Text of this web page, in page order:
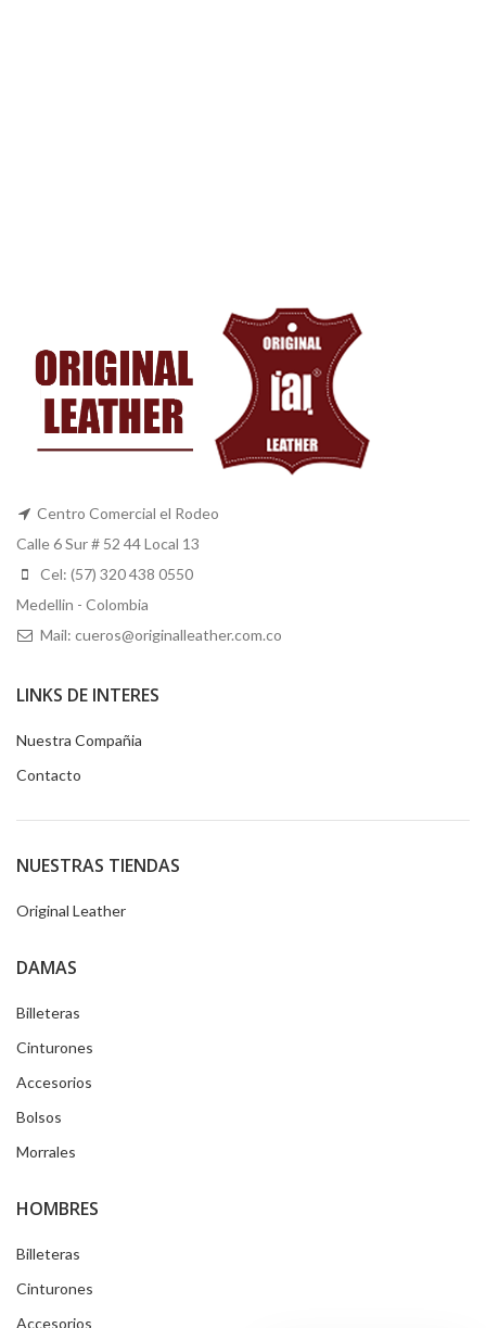
Centro Comercial el Rodeo
Calle 6 Sur # 52 44 Local 13
Cel: (57) 320 438 0550
Medellin - Colombia
Mail: cueros@originalleather.com.co
LINKS DE INTERES
Nuestra Compañia
Contacto
NUESTRAS TIENDAS
Original Leather
DAMAS
Billeteras
Cinturones
Accesorios
Bolsos
Morrales
HOMBRES
Billeteras
Cinturones
Accesorios